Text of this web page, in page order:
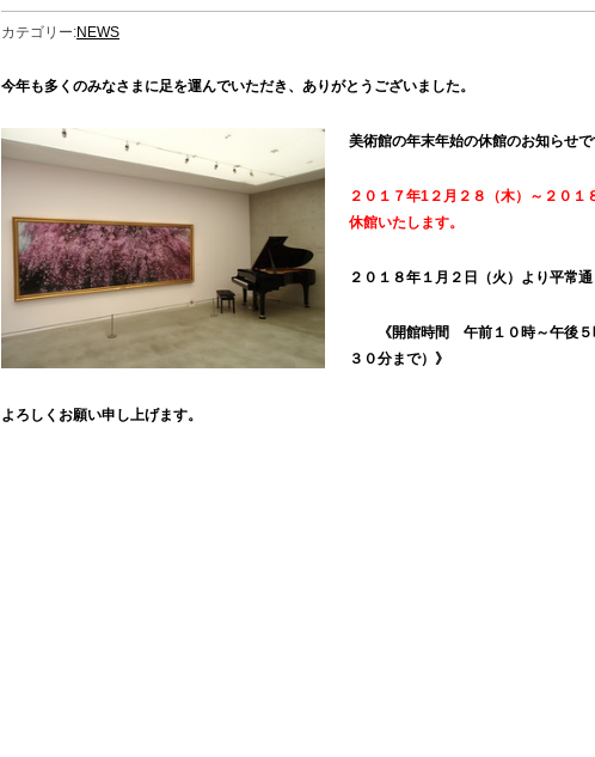
カテゴリー:NEWS
今年も多くのみなさまに足を運んでいただき、ありがとうございました。
美術館の年末年始の休館のお知らせで
２０１７年1２月２８（木）
～２０１
休館いたします。
２０１８年１月２日（火）より平常
《開館時間 午前１０時～午後５
３０分まで）》
よろしくお願い申し上げます。